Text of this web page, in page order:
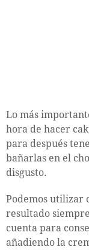
Lo más
hora de hacer
para después
bañarlas en el
disgusto.
Podemos utilizar
resultado
cuenta para
añadiendo la